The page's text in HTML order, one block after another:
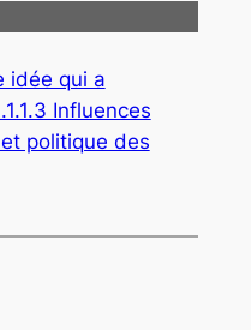
idée qui a
Influences
politique des